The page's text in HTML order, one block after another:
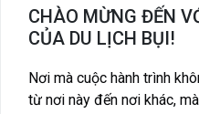
CHÀO MỪNG ĐẾN
CỦA DU LỊCH BỤI!
Nơi mà cuộc hành trình
từ nơi này đến nơi khác,